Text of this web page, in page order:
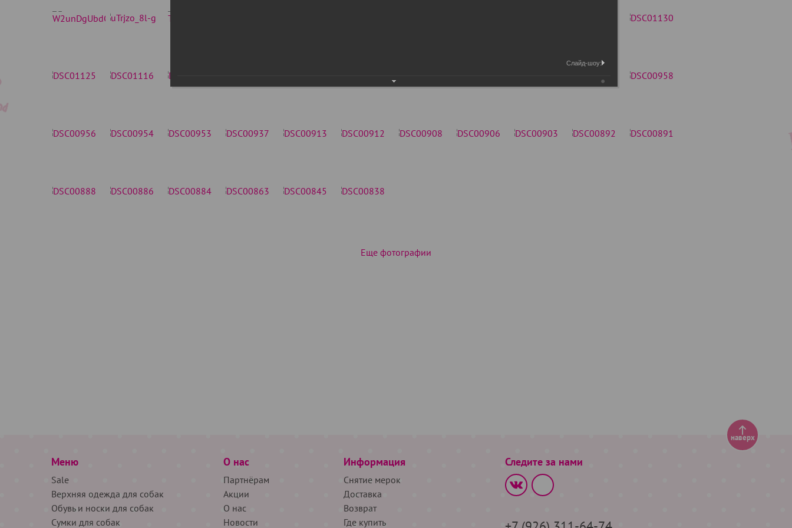
Еще фотографии
Меню
Sale
Верхняя одежда для собак
Обувь и носки для собак
Сумки для собак
О нас
Партнёрам
Акции
О нас
Новости
Информация
Снятие мерок
Доставка
Возврат
Где купить
Следите за нами
наверх
Слайд-шоу: